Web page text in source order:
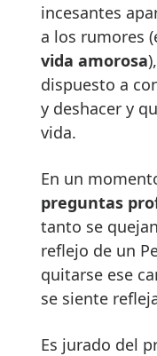
incesantes
a los rumores
vida amorosa
dispuesto a
y deshacer y
vida.
En un
preguntas
tanto se
reflejo de un
quitarse ese
se siente
Es jurado del